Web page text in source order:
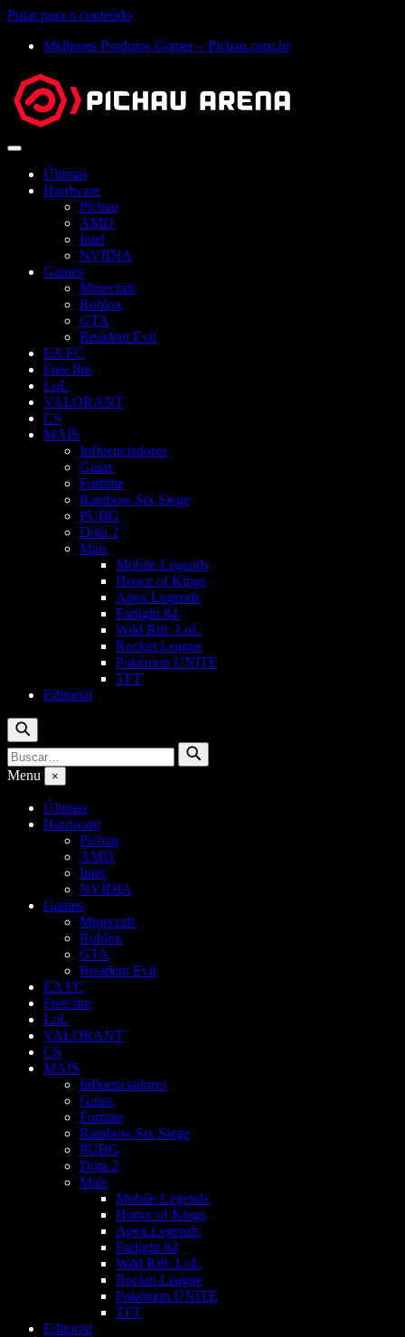
Pular para o conteúdo
Melhores Produtos Gamer – Pichau.com.br
Abrir
Últimas
Hardware
Pichau
AMD
Intel
NVIDIA
Games
Minecraft
Roblox
GTA
Resident Evil
EA FC
Free fire
LoL
VALORANT
CS
MAIS
Influenciadores
Guias
Fortnite
Rainbow Six Siege
PUBG
Dota 2
Mais
Mobile Legends
Honor of Kings
Apex Legends
Farlight 84
Wild Rift: LoL
Rocket League
Pokémon UNITE
TFT
Editorial
Buscar
Buscar
por:
Buscar
Menu ×
Últimas
Hardware
Pichau
AMD
Intel
NVIDIA
Games
Minecraft
Roblox
GTA
Resident Evil
EA FC
Free fire
LoL
VALORANT
CS
MAIS
Influenciadores
Guias
Fortnite
Rainbow Six Siege
PUBG
Dota 2
Mais
Mobile Legends
Honor of Kings
Apex Legends
Farlight 84
Wild Rift: LoL
Rocket League
Pokémon UNITE
TFT
Editorial